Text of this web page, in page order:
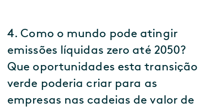
4. Como o mundo pode atingir
emissões líquidas zero até 2050?
Que oportunidades esta transição
verde poderia criar para as
empresas nas cadeias de valor de